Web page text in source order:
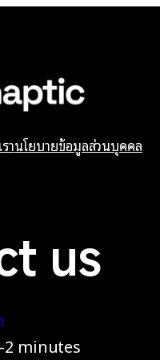
านโยบายข้อมูลส่วนบุคคล
us
minutes